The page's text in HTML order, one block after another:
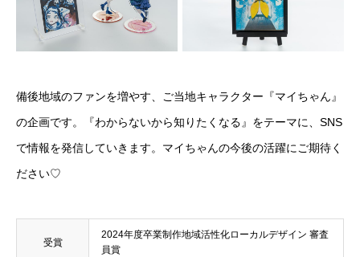
備後地域のファンを増やす、ご当地キャラクター『マイちゃん』
の企画です。『わからないから知りたくなる』をテーマに、SNS
で情報を発信していきます。マイちゃんの今後の活躍にご期待く
ださい♡
受賞
2024年度卒業制作地域活性化ローカルデザイン 審査
員賞